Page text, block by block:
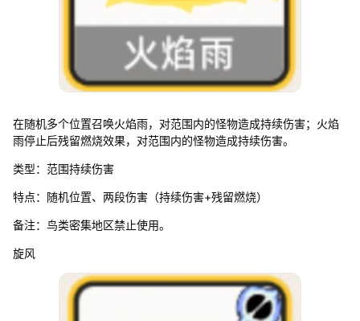
在随机多个位置召唤火焰雨，对范围内的怪物造成持续伤害；火焰
雨停止后残留燃烧效果，对范围内的怪物造成持续伤害。
类型：范围持续伤害
特点：随机位置、两段伤害（持续伤害+残留燃烧）
备注：鸟类密集地区禁止使用。
旋风